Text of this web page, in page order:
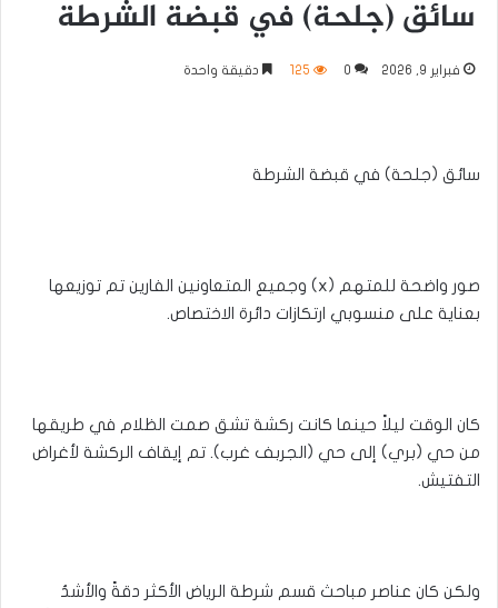
سائق (جلحة) في قبضة الشرطة
فبراير 9, 2026 0
125 دقيقة واحدة
سائق (جلحة) في قبضة الشرطة
صور واضحة للمتهم (x) وجميع المتعاونين الفارين تم توزيعها
بعناية على منسوبي ارتكازات دائرة الاختصاص.
كان الوقت ليلاً حينما كانت ركشة تشق صمت الظلام في طريقها
من حي (بري) إلى حي (الجربف غرب). تم إيقاف الركشة لأغراض
التفتيش.
ولكن كان عناصر مباحث قسم شرطة الرياض الأكثر دقةً والأشدُ